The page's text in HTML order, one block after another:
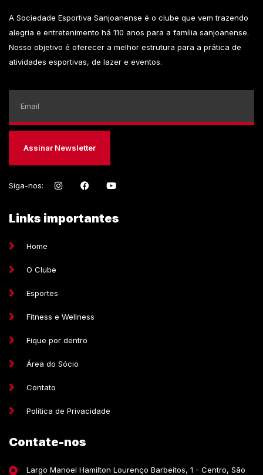
A Sociedade Esportiva Sanjoanense é o clube que vem trazendo
alegria e entretenimento há 110 anos para a família sanjoanense.
Nosso objetivo é oferecer a melhor estrutura para a prática de
atividades esportivas, de lazer e eventos.
Assinar Newsletter
Siga-nos:
Links importantes
Home
O Clube
Esportes
Fitness e Wellness
Fique por dentro
Área do Sócio
Contato
Política de Privacidade
Contate-nos
Largo Manoel Hamilton Lourenço Barbeitos, 1 - Centro, São